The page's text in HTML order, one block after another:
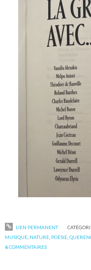
LIEN PERMANENT
MUSIQUE NATURE POÉSIE ,
6COMMENTAIRES